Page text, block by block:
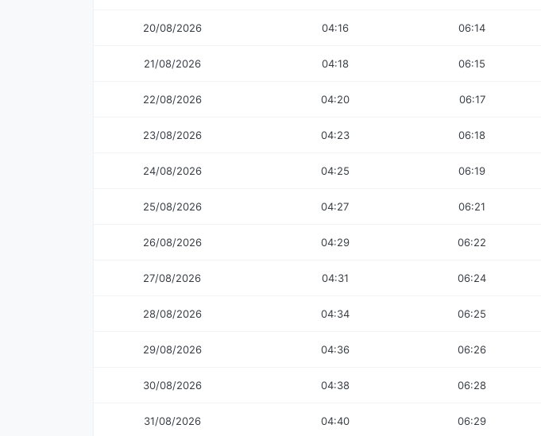
20/08/2026 04:16 06:14
21/08/2026 04:18 06:15
22/08/2026 04:20 06:17
23/08/2026 04:23 06:18
24/08/2026 04:25 06:19
25/08/2026 04:27 06:21
26/08/2026 04:29 06:22
27/08/2026 04:31 06:24
28/08/2026 04:34 06:25
29/08/2026 04:36 06:26
30/08/2026 04:38 06:28
31/08/2026 04:40 06:29